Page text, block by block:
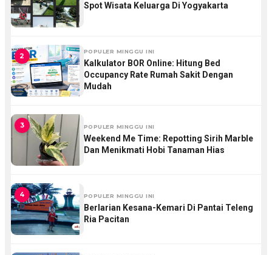
Spot Wisata Keluarga Di Yogyakarta
2 POPULER MINGGU INI
Kalkulator BOR Online: Hitung Bed
Occupancy Rate Rumah Sakit Dengan
Mudah
3 POPULER MINGGU INI
Weekend Me Time: Repotting Sirih Marble
Dan Menikmati Hobi Tanaman Hias
4 POPULER MINGGU INI
Berlarian Kesana-Kemari Di Pantai Teleng
Ria Pacitan